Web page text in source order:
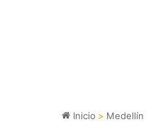
Inicio > Medellín